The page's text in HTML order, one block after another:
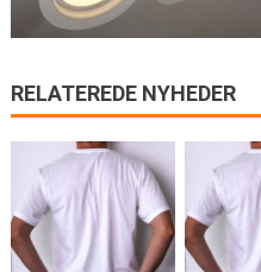
RELATEREDE NYHEDER